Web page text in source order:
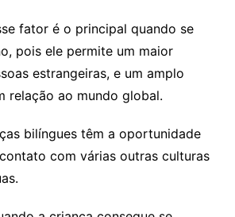
fator é o principal quando se
pois ele permite um maior
estrangeiras, e um amplo
relação ao mundo global.
bilíngues têm a oportunidade
com várias outras culturas